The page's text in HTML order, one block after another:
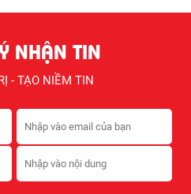
NHẬN TIN
- TẠO NIỀM TIN